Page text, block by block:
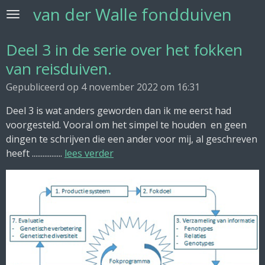
Ga
de
hoofdinhoud
van der Walle fondduiven
Deel 3 in de serie over het fokken
van reisduiven.
Gepubliceerd op 4 november 2022 om 16:31
Deel 3 is wat anders geworden dan ik me eerst had
voorgesteld. Vooral om het simpel te houden en geen
dingen te schrijven die een ander voor mij, al geschreven
heeft ................. lees verder